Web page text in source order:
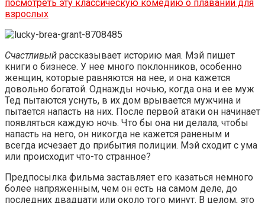
посмотреть эту классическую комедию о плавании для
взрослых
Счастливый рассказывает историю мая. Мэй пишет
книги о бизнесе. У нее много поклонников, особенно
женщин, которые равняются на нее, и она кажется
довольно богатой. Однажды ночью, когда она и ее муж
Тед пытаются уснуть, в их дом врывается мужчина и
пытается напасть на них. После первой атаки он начинает
появляться каждую ночь. Что бы она ни делала, чтобы
напасть на него, он никогда не кажется раненым и
всегда исчезает до прибытия полиции. Мэй сходит с ума
или происходит что-то странное?
Предпосылка фильма заставляет его казаться немного
более напряженным, чем он есть на самом деле, до
последних двадцати или около того минут. В целом, это